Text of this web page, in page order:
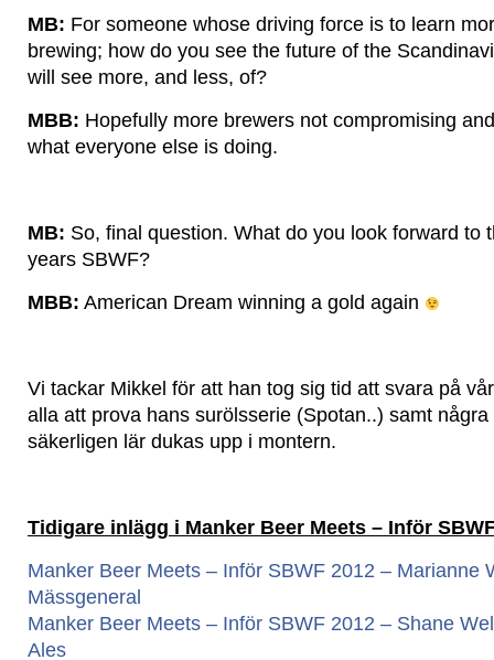
MB: For someone whose driving force is to learn
brewing; how do you see the future of the
will see more, and less, of?
MBB: Hopefully more brewers not compromising
what everyone else is doing.
MB: So, final question. What do you look forward to
years SBWF?
MBB: American Dream winning a gold again
Vi tackar Mikkel för att han tog sig tid att svara på
alla att prova hans surölsserie (Spotan..) samt
säkerligen lär dukas upp i montern.
Tidigare inlägg i Manker Beer Meets – Inför
Manker Beer Meets – Inför SBWF 2012 – Marianne
Mässgeneral
Manker Beer Meets – Inför SBWF 2012 – Shane
Ales